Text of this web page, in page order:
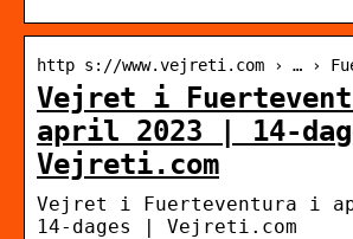
http s://www.vejreti.com › … ›
Vejret i
april 2023 | 14-
Vejreti.com
Vejret i Fuerteventura i
14-dages | Vejreti.com